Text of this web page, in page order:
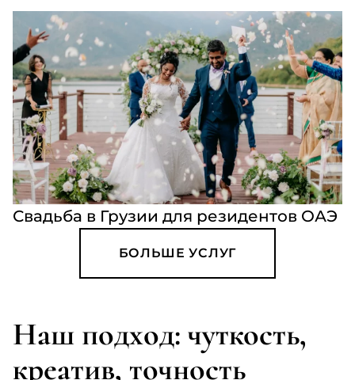
Свадьба в Грузии для резидентов ОАЭ
БОЛЬШЕ УСЛУГ
Наш подход: чуткость,
креатив, точность